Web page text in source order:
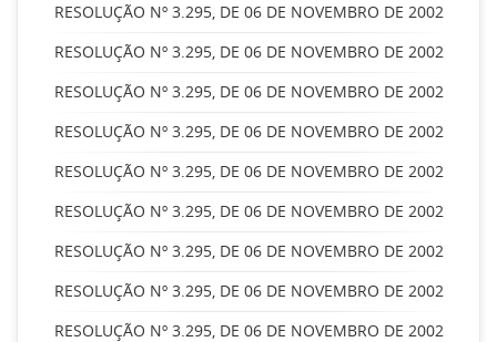
RESOLUÇÃO Nº 3.295, DE 06 DE NOVEMBRO DE 2002
RESOLUÇÃO Nº 3.295, DE 06 DE NOVEMBRO DE 2002
RESOLUÇÃO Nº 3.295, DE 06 DE NOVEMBRO DE 2002
RESOLUÇÃO Nº 3.295, DE 06 DE NOVEMBRO DE 2002
RESOLUÇÃO Nº 3.295, DE 06 DE NOVEMBRO DE 2002
RESOLUÇÃO Nº 3.295, DE 06 DE NOVEMBRO DE 2002
RESOLUÇÃO Nº 3.295, DE 06 DE NOVEMBRO DE 2002
RESOLUÇÃO Nº 3.295, DE 06 DE NOVEMBRO DE 2002
RESOLUÇÃO Nº 3.295, DE 06 DE NOVEMBRO DE 2002